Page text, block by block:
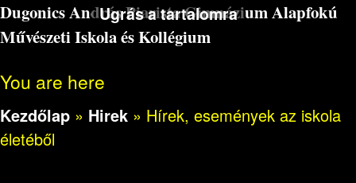
Ugrás a tartalomra
Dugonics András Piarista Gimnázium Alapfokú
Művészeti Iskola és Kollégium
You are here
Kezdőlap » Hirek » Hírek, események az iskola
életéből